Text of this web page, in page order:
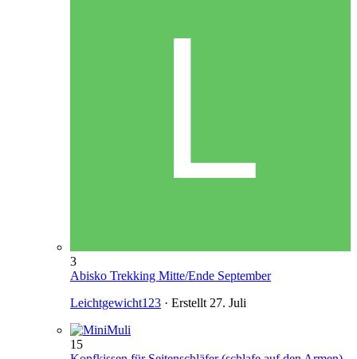
3
Abisko Trekking Mitte/Ende September
Leichtgewicht123 · Erstellt 27. Juli
15